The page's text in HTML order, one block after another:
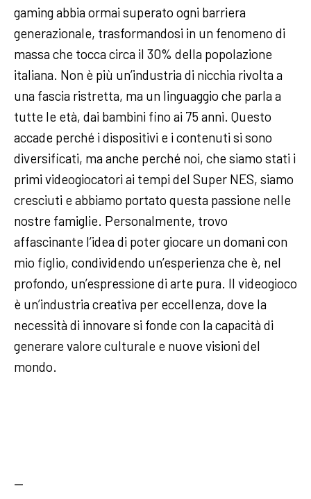
gaming abbia ormai superato ogni barriera
generazionale, trasformandosi in un fenomeno di
massa che tocca circa il 30% della popolazione
italiana. Non è più un’industria di nicchia rivolta a
una fascia ristretta, ma un linguaggio che parla a
tutte le età, dai bambini fino ai 75 anni. Questo
accade perché i dispositivi e i contenuti si sono
diversificati, ma anche perché noi, che siamo stati i
primi videogiocatori ai tempi del Super NES, siamo
cresciuti e abbiamo portato questa passione nelle
nostre famiglie. Personalmente, trovo
affascinante l’idea di poter giocare un domani con
mio figlio, condividendo un’esperienza che è, nel
profondo, un’espressione di arte pura. Il videogioco
è un’industria creativa per eccellenza, dove la
necessità di innovare si fonde con la capacità di
generare valore culturale e nuove visioni del
mondo.
—